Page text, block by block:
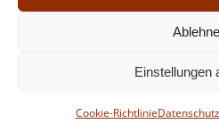
Einstellungen
Cookie-Richtlinie
© 2026 Feuerwehr